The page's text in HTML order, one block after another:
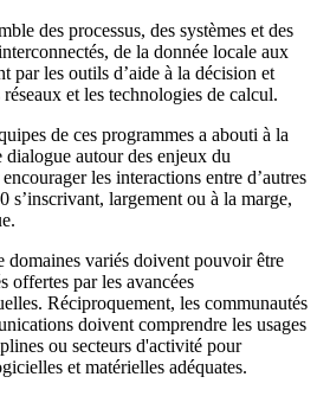
des processus, des systèmes et des
de la donnée locale aux
par les outils d’aide à la décision et
et les technologies de calcul.
de ces programmes a abouti à la
dialogue autour des enjeux du
les interactions entre d’autres
s’inscrivant, largement ou à la marge,
domaines variés doivent pouvoir être
offertes par les avancées
Réciproquement, les communautés
doivent comprendre les usages
ou secteurs d'activité pour
et matérielles adéquates.